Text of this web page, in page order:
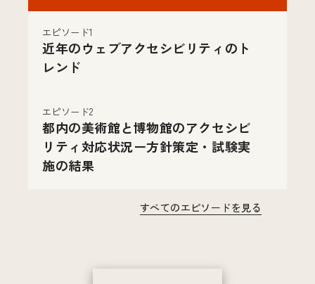
エピソード1
近年のウェブアクセシビリティのト
レンド
エピソード2
都内の美術館と博物館のアクセシビ
リティ対応状況ー方針策定・試験実
施の結果
すべてのエピソードを見る